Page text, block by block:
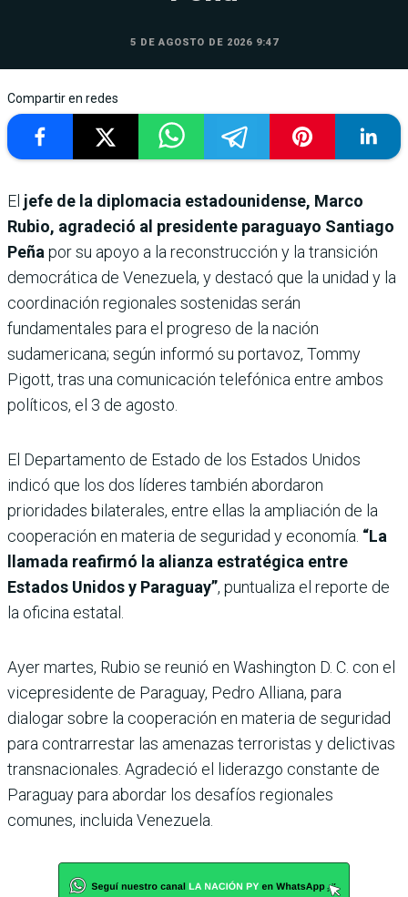
5 DE AGOSTO DE 2026 9:47
Compartir en redes
El jefe de la diplomacia estadounidense, Marco
Rubio, agradeció al presidente paraguayo Santiago
Peña por su apoyo a la reconstrucción y la transición
democrática de Venezuela, y destacó que la unidad y la
coordinación regionales sostenidas serán
fundamentales para el progreso de la nación
sudamericana; según informó su portavoz, Tommy
Pigott, tras una comunicación telefónica entre ambos
políticos, el 3 de agosto.
El Departamento de Estado de los Estados Unidos
indicó que los dos líderes también abordaron
prioridades bilaterales, entre ellas la ampliación de la
cooperación en materia de seguridad y economía. “La
llamada reafirmó la alianza estratégica entre
Estados Unidos y Paraguay”, puntualiza el reporte de
la oficina estatal.
Ayer martes, Rubio se reunió en Washington D. C. con el
vicepresidente de Paraguay, Pedro Alliana, para
dialogar sobre la cooperación en materia de seguridad
para contrarrestar las amenazas terroristas y delictivas
transnacionales. Agradeció el liderazgo constante de
Paraguay para abordar los desafíos regionales
comunes, incluida Venezuela.